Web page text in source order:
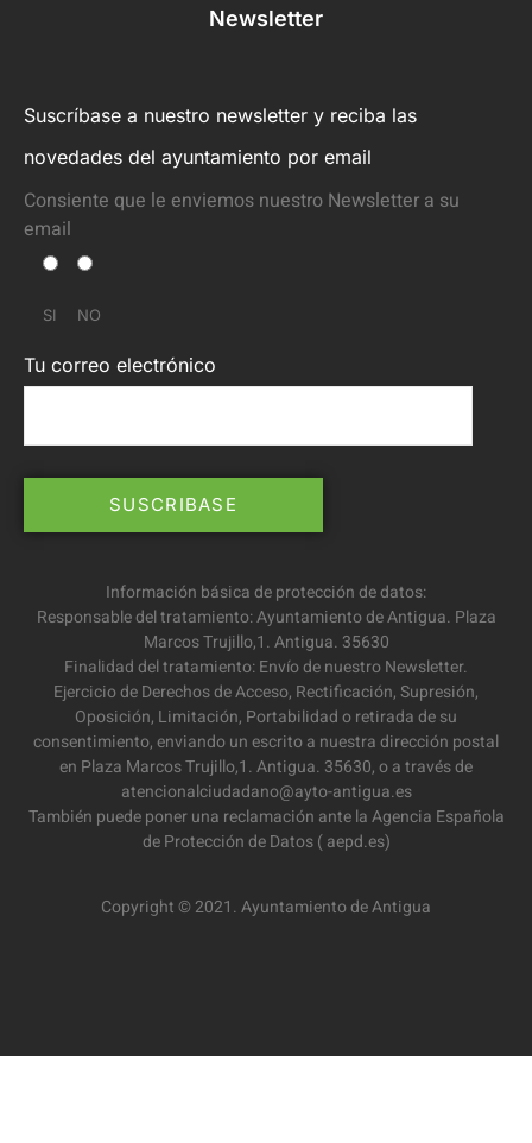
Newsletter
Suscríbase a nuestro newsletter y reciba las
novedades del ayuntamiento por email
Consiente que le enviemos nuestro Newsletter a su
email
SI NO
Tu correo electrónico
Información básica de protección de datos:
Responsable del tratamiento: Ayuntamiento de Antigua. Plaza
Marcos Trujillo,1. Antigua. 35630
Finalidad del tratamiento: Envío de nuestro Newsletter.
Ejercicio de Derechos de Acceso, Rectificación, Supresión,
Oposición, Limitación, Portabilidad o retirada de su
consentimiento, enviando un escrito a nuestra dirección postal
en Plaza Marcos Trujillo,1. Antigua. 35630, o a través de
atencionalciudadano@ayto-antigua.es
También puede poner una reclamación ante la Agencia Española
de Protección de Datos ( aepd.es)
Copyright © 2021. Ayuntamiento de Antigua